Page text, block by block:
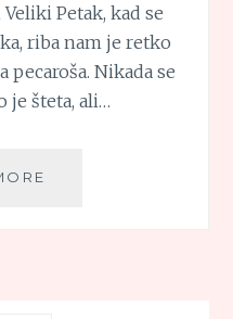
Petak, kad se
riba nam je retko
pecaroša. Nikada se
je šteta, ali…